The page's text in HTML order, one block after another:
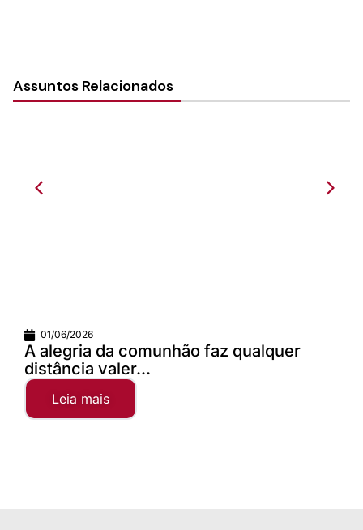
Assuntos Relacionados
01/06/2026
A alegria da comunhão faz qualquer
distância valer...
Leia mais